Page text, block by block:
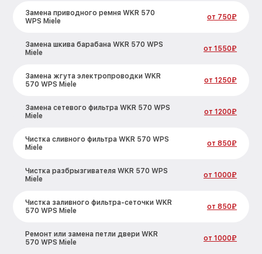
Замена приводного ремня WKR 570
WPS Miele
от 750₽
Замена шкива барабана WKR 570 WPS
Miele
от 1550₽
Замена жгута электропроводки WKR
570 WPS Miele
от 1250₽
Замена сетевого фильтра WKR 570 WPS
Miele
от 1200₽
Чистка сливного фильтра WKR 570 WPS
Miele
от 850₽
Чистка разбрызгивателя WKR 570 WPS
Miele
от 1000₽
Чистка заливного фильтра-сеточки WKR
570 WPS Miele
от 850₽
Ремонт или замена петли двери WKR
570 WPS Miele
от 1000₽